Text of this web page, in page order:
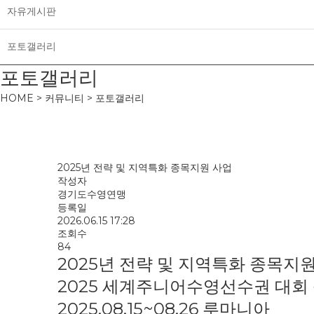
자유게시판
포토갤러리
포토갤러리
HOME > 커뮤니티 > 포토갤러리
2025년 전략 및 지역특화 종목지원 사업
작성자
경기도수영연맹
등록일
2026.06.15 17:28
조회수
84
2025년 전략 및 지역특화 종목지
2025 세계주니어수영선수권 대회
2025.08.15~08.26 루마니아